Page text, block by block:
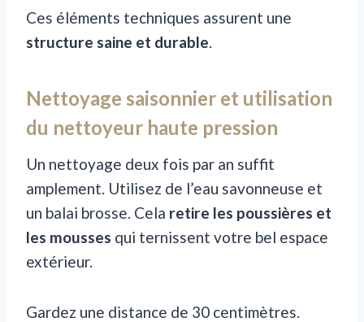
Ces éléments techniques assurent une
structure saine et durable.
Nettoyage saisonnier et utilisation
du nettoyeur haute pression
Un nettoyage deux fois par an suffit
amplement. Utilisez de l’eau savonneuse et
un balai brosse. Cela retire les poussières et
les mousses qui ternissent votre bel espace
extérieur.
Gardez une distance de 30 centimètres.